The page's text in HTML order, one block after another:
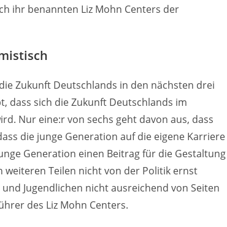
ihr benannten Liz Mohn Centers der
Zukunft Deutschlands in den nächsten drei
dass sich die Zukunft Deutschlands im
Nur eine:r von sechs geht davon aus, dass
die junge Generation auf die eigene Karriere
Generation einen Beitrag für die Gestaltung
weiteren Teilen nicht von der Politik ernst
Jugendlichen nicht ausreichend von Seiten
des Liz Mohn Centers.